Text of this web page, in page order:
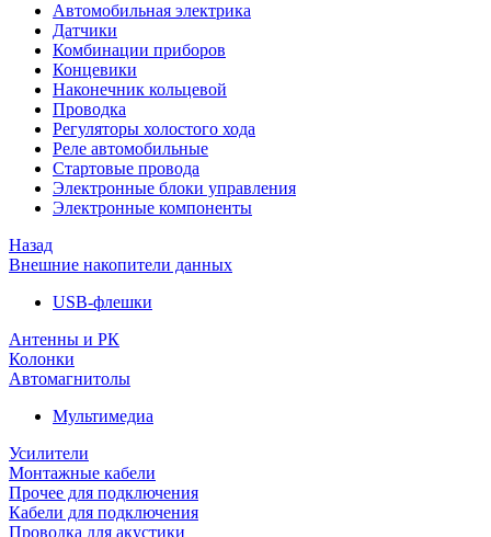
Автомобильная электрика
Датчики
Комбинации приборов
Концевики
Наконечник кольцевой
Проводка
Регуляторы холостого хода
Реле автомобильные
Стартовые провода
Электронные блоки управления
Электронные компоненты
Назад
Внешние накопители данных
USB-флешки
Антенны и РК
Колонки
Автомагнитолы
Мультимедиа
Усилители
Монтажные кабели
Прочее для подключения
Кабели для подключения
Проводка для акустики